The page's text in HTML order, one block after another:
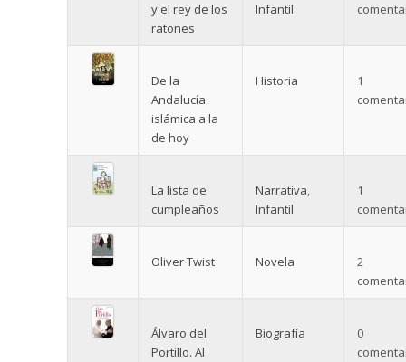
y el rey de los
ratones
Infantil
De la
Andalucía
islámica a la
de hoy
Historia
1
La lista de
cumpleaños
Narrativa,
Infantil
1
Oliver Twist Novela
2
Álvaro del
Portillo. Al
Biografía
0